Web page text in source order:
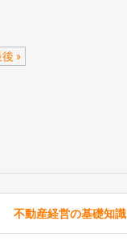
»
不動産経営の基礎知識